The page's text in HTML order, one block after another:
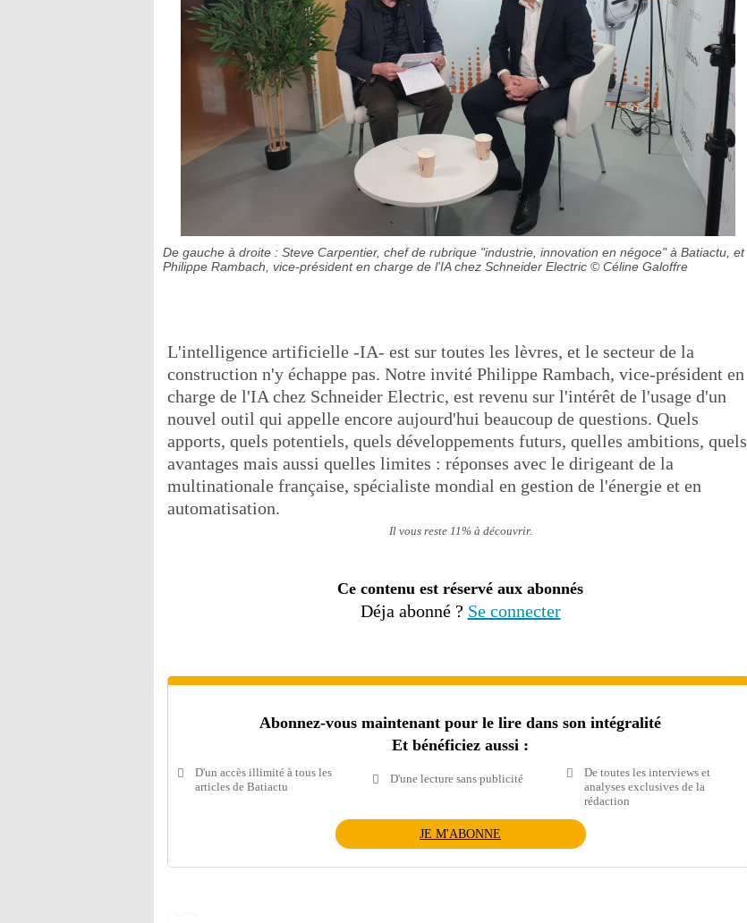
De gauche à droite : Steve Carpentier, chef de rubrique "industrie, innovation en négoce" à Batiactu, et
Philippe Rambach, vice-président en charge de l'IA chez Schneider Electric © Céline Galoffre
L'intelligence artificielle -IA- est sur toutes les lèvres, et le secteur de la
construction n'y échappe pas. Notre invité Philippe Rambach, vice-président en
charge de l'IA chez Schneider Electric, est revenu sur l'intérêt de l'usage d'un
nouvel outil qui appelle encore aujourd'hui beaucoup de questions. Quels
apports, quels potentiels, quels développements futurs, quelles ambitions, quels
avantages mais aussi quelles limites : réponses avec le dirigeant de la
multinationale française, spécialiste mondial en gestion de l'énergie et en
automatisation.
Il vous reste 11% à découvrir.
Ce contenu est réservé aux abonnés
Déja abonné ? Se connecter
Abonnez-vous maintenant pour le lire dans son intégralité
Et bénéficiez aussi :
D'un accès illimité à tous les
articles de Batiactu
D'une lecture sans publicité
De toutes les interviews et
analyses exclusives de la
rédaction
JE M'ABONNE